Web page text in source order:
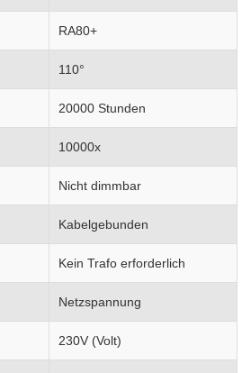
RA80+
110°
20000 Stunden
10000x
Nicht dimmbar
Kabelgebunden
Kein Trafo erforderlich
Netzspannung
230V (Volt)